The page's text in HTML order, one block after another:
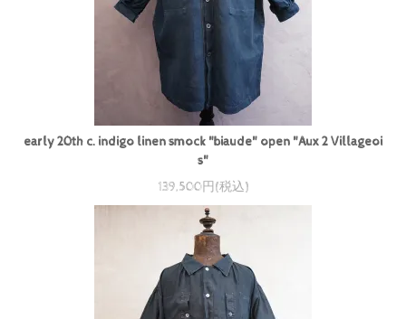
early 20th c. indigo linen smock "biaude" open "Aux 2 Villageoi
s"
139,500円(税込)